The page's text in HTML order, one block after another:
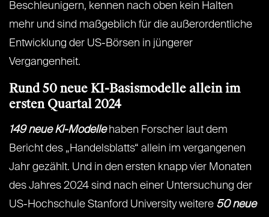
Beschleunigern, kennen nach oben kein Halten
mehr und sind maßgeblich für die außerordentliche
Entwicklung der US-Börsen in jüngerer
Vergangenheit.
Rund 50 neue KI-Basismodelle allein im
ersten Quartal 2024
149 neue KI-Modellehaben Forscher laut dem
Bericht des „Handelsblatts“ allein im vergangenen
Jahr gezählt. Und in den ersten knapp vier Monaten
des Jahres 2024 sind nach einer Untersuchung der
US-Hochschule Stanford University weitere 50 neue